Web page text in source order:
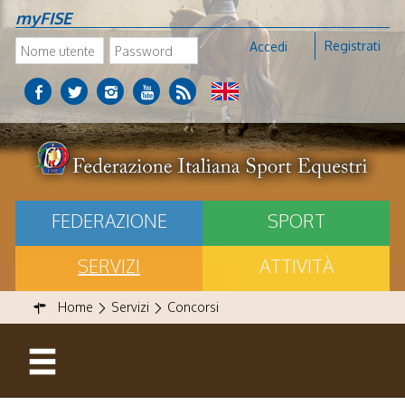
myFISE
Accedi Registrati
FEDERAZIONE
SPORT
SERVIZI
ATTIVITÀ
Home Servizi Concorsi